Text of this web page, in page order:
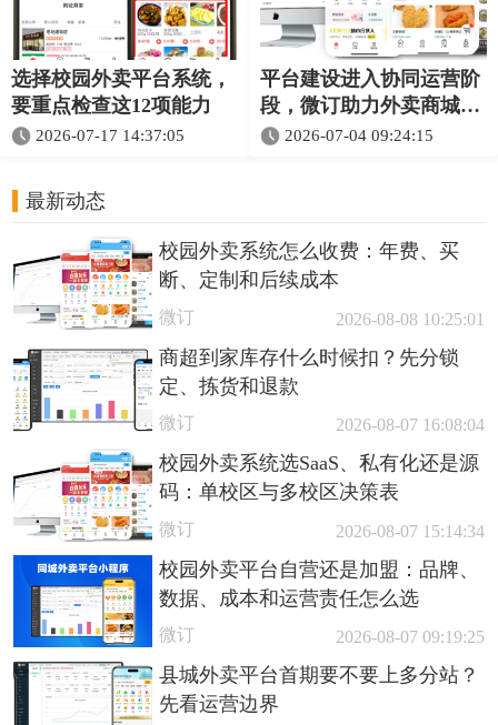
选择校园外卖平台系统，
要重点检查这12项能力
2026-07-17 14:37:05
平台建设进入协同运营阶
段，微订助力外卖商城与
校园服务一体化升级
2026-07-04 09:24:15
最新动态
校园外卖系统怎么收费：年费、买
断、定制和后续成本
微订 2026-08-08 10:25:01
商超到家库存什么时候扣？先分锁
定、拣货和退款
微订 2026-08-07 16:08:04
校园外卖系统选SaaS、私有化还是源
码：单校区与多校区决策表
微订 2026-08-07 15:14:34
校园外卖平台自营还是加盟：品牌、
数据、成本和运营责任怎么选
微订 2026-08-07 09:19:25
县城外卖平台首期要不要上多分站？
先看运营边界